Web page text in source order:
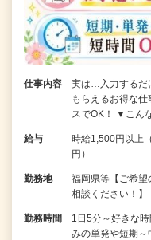
仕事内容
実は…入力するだ
もらえるお得な
スでOK！ ▼こん
給与
時給1,500円以上
円）
勤務地
福岡県等【ご希
相談ください！】
勤務時間
1日5分～好きな
みの単発や短期